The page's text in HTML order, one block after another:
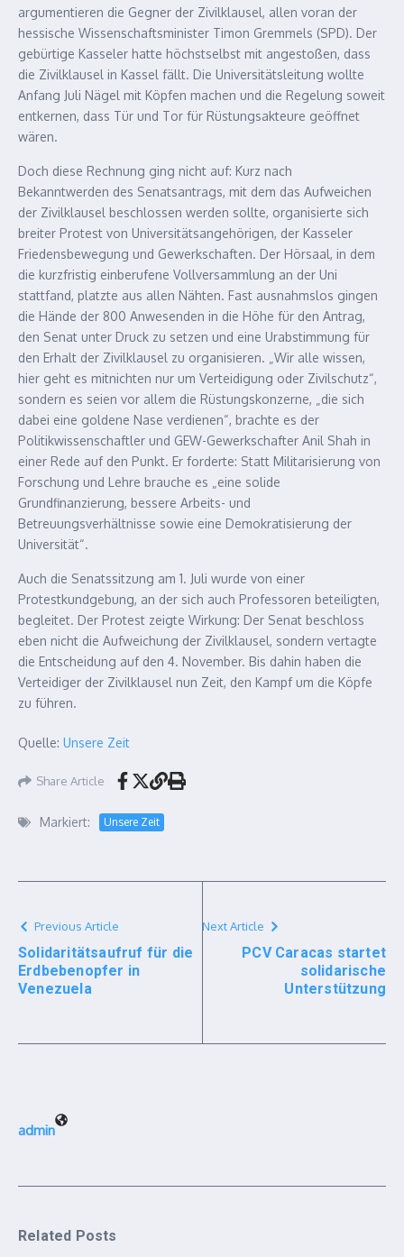
argumentieren die Gegner der Zivilklausel, allen voran der
hessische Wissenschaftsminister Timon Gremmels (SPD). Der
gebürtige Kasseler hatte höchstselbst mit angestoßen, dass
die Zivilklausel in Kassel fällt. Die Universitätsleitung wollte
Anfang Juli Nägel mit Köpfen machen und die Regelung soweit
entkernen, dass Tür und Tor für Rüstungsakteure geöffnet
wären.
Doch diese Rechnung ging nicht auf: Kurz nach
Bekanntwerden des Senatsantrags, mit dem das Aufweichen
der Zivilklausel beschlossen werden sollte, organisierte sich
breiter Protest von Universitätsangehörigen, der Kasseler
Friedensbewegung und Gewerkschaften. Der Hörsaal, in dem
die kurzfristig einberufene Vollversammlung an der Uni
stattfand, platzte aus allen Nähten. Fast ausnahmslos gingen
die Hände der 800 Anwesenden in die Höhe für den Antrag,
den Senat unter Druck zu setzen und eine Urabstimmung für
den Erhalt der Zivilklausel zu organisieren. „Wir alle wissen,
hier geht es mitnichten nur um Verteidigung oder Zivilschutz“,
sondern es seien vor allem die Rüstungskonzerne, „die sich
dabei eine goldene Nase verdienen“, brachte es der
Politikwissenschaftler und GEW-Gewerkschafter Anil Shah in
einer Rede auf den Punkt. Er forderte: Statt Militarisierung von
Forschung und Lehre brauche es „eine solide
Grundfinanzierung, bessere Arbeits- und
Betreuungsverhältnisse sowie eine Demokratisierung der
Universität“.
Auch die Senatssitzung am 1. Juli wurde von einer
Protestkundgebung, an der sich auch Professoren beteiligten,
begleitet. Der Protest zeigte Wirkung: Der Senat beschloss
eben nicht die Aufweichung der Zivilklausel, sondern vertagte
die Entscheidung auf den 4. November. Bis dahin haben die
Verteidiger der Zivilklausel nun Zeit, den Kampf um die Köpfe
zu führen.
Quelle: Unsere Zeit
Share Article
Markiert: Unsere Zeit
Previous Article
Solidaritätsaufruf für die
Erdbebenopfer in
Venezuela
Next Article
PCV Caracas startet
solidarische
Unterstützung
admin
Related Posts